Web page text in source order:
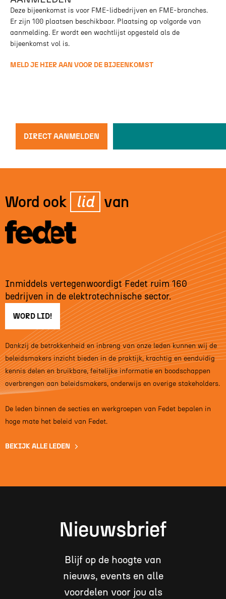
Deze bijeenkomst is voor FME-lidbedrijven en FME-branches.
Er zijn 100 plaatsen beschikbaar. Plaatsing op volgorde van
aanmelding. Er wordt een wachtlijst opgesteld als de
bijeenkomst vol is.
MELD JE HIER AAN VOOR DE BIJEENKOMST
DIRECT AANMELDEN
Word ook lid van
Inmiddels vertegenwoordigt Fedet ruim 160
bedrijven in de elektrotechnische sector.
WORD LID!
Dankzij de betrokkenheid en inbreng van onze leden kunnen wij de
beleidsmakers inzicht bieden in de praktijk, krachtig en eenduidig
kennis delen en bruikbare, feitelijke informatie en boodschappen
overbrengen aan beleidsmakers, onderwijs en overige stakeholders.
De leden binnen de secties en werkgroepen van Fedet bepalen in
hoge mate het beleid van Fedet.
BEKIJK ALLE LEDEN
Nieuwsbrief
Blijf op de hoogte van
nieuws, events en alle
voordelen voor jou als